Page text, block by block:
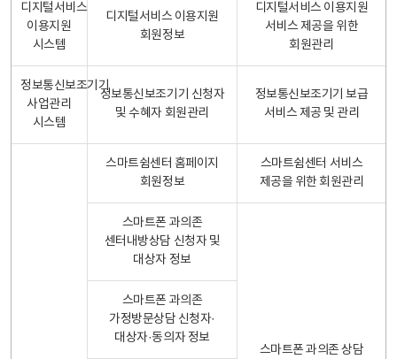
디지털서비스
이용지원
시스템
디지털서비스 이용지원
회원정보
디지털서비스 이용지원
서비스 제공을 위한
회원관리
정보통신보조기기
사업관리
시스템
정보통신보조기기 신청자
및 수혜자 회원관리
정보통신보조기기 보급
서비스 제공 및 관리
스마트쉼센터 홈페이지
회원정보
스마트쉼센터 서비스
제공을 위한 회원관리
스마트폰 과의존
센터내방상담 신청자 및
대상자 정보
스마트폰 과의존 상담
스마트폰 과의존
가정방문상담 신청자·
대상자·동의자 정보